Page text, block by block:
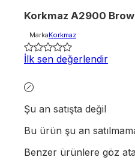
Korkmaz A2900
MarkaKorkmaz
İlk sen değerlendir
Şu an satışta değil
Bu ürün şu an
Benzer ürünlere göz